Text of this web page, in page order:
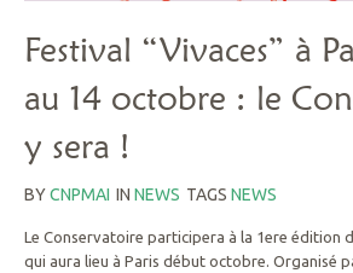
Festival “Vivaces” à
au 14 octobre : le
y sera !
BYCNPMAI IN NEWS TAGS NEWS
Le Conservatoire participera à la 1ere édition
qui aura lieu à Paris début octobre. Organisé